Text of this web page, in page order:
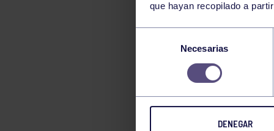
que hayan recopilado a
consentimiento
Necesarias
DENEGAR
NATACIÓN
ORFEÓN
RUGBY